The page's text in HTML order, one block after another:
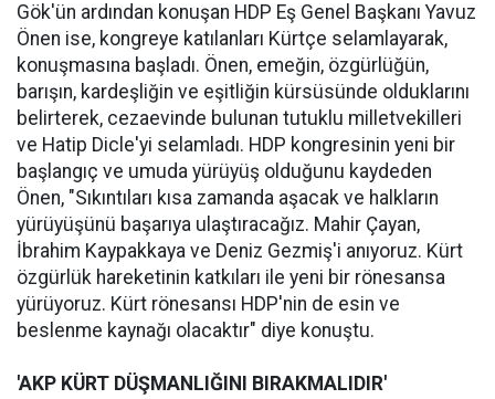
Gök'ün ardından konuşan HDP Eş Genel Başkanı Yavuz
Önen ise, kongreye katılanları Kürtçe selamlayarak,
konuşmasına başladı. Önen, emeğin, özgürlüğün,
barışın, kardeşliğin ve eşitliğin kürsüsünde olduklarını
belirterek, cezaevinde bulunan tutuklu milletvekilleri
ve Hatip Dicle'yi selamladı. HDP kongresinin yeni bir
başlangıç ve umuda yürüyüş olduğunu kaydeden
Önen, "Sıkıntıları kısa zamanda aşacak ve halkların
yürüyüşünü başarıya ulaştıracağız. Mahir Çayan,
İbrahim Kaypakkaya ve Deniz Gezmiş'i anıyoruz. Kürt
özgürlük hareketinin katkıları ile yeni bir rönesansa
yürüyoruz. Kürt rönesansı HDP'nin de esin ve
beslenme kaynağı olacaktır" diye konuştu.
'AKP KÜRT DÜŞMANLIĞINI BIRAKMALIDIR'